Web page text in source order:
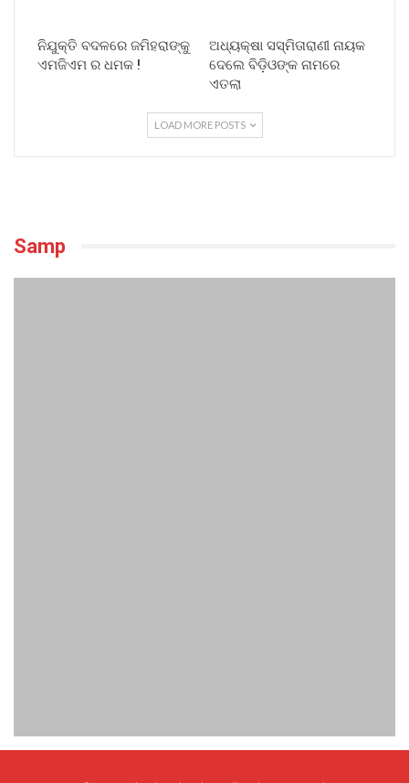
ନିଯୁକ୍ତି ବଦଳରେ ଜମିହରାଙ୍କୁ
ଏମଜିଏମ ର ଧମକ !
ଅଧ୍ୟକ୍ଷା ସସ୍ମିତାରାଣୀ ନାୟକ
ଦେଲେ ବିଡ଼ିଓଙ୍କ ନାମରେ
ଏତଲା
LOAD MORE POSTS
Samp